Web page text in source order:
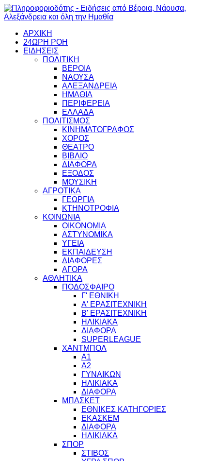
ΑΡΧΙΚΗ
24ΩΡΗ ΡΟΗ
ΕΙΔΗΣΕΙΣ
ΠΟΛΙΤΙΚΗ
ΒΕΡΟΙΑ
ΝΑΟΥΣΑ
ΑΛΕΞΑΝΔΡΕΙΑ
ΗΜΑΘΙΑ
ΠΕΡΙΦΕΡΕΙΑ
ΕΛΛΑΔΑ
ΠΟΛΙΤΙΣΜΟΣ
ΚΙΝΗΜΑΤΟΓΡΑΦΟΣ
ΧΟΡΟΣ
ΘΕΑΤΡΟ
ΒΙΒΛΙΟ
ΔΙΑΦΟΡΑ
ΕΞΟΔΟΣ
ΜΟΥΣΙΚΗ
ΑΓΡΟΤΙΚΑ
ΓΕΩΡΓΙΑ
ΚΤΗΝΟΤΡΟΦΙΑ
ΚΟΙΝΩΝΙΑ
ΟΙΚΟΝΟΜΙΑ
ΑΣΤΥΝΟΜΙΚΑ
ΥΓΕΙΑ
ΕΚΠΑΙΔΕΥΣΗ
ΔΙΑΦΟΡΕΣ
ΑΓΟΡΑ
ΑΘΛΗΤΙΚΑ
ΠΟΔΟΣΦΑΙΡΟ
Γ' ΕΘΝΙΚΗ
Α' ΕΡΑΣΙΤΕΧΝΙΚΗ
Β' ΕΡΑΣΙΤΕΧΝΙΚΗ
ΗΛΙΚΙΑΚΑ
ΔΙΑΦΟΡΑ
SUPERLEAGUE
ΧΑΝΤΜΠΟΛ
Α1
Α2
ΓΥΝΑΙΚΩΝ
ΗΛΙΚΙΑΚΑ
ΔΙΑΦΟΡΑ
ΜΠΑΣΚΕΤ
ΕΘΝΙΚΕΣ ΚΑΤΗΓΟΡΙΕΣ
ΕΚΑΣΚΕΜ
ΔΙΑΦΟΡΑ
ΗΛΙΚΙΑΚΑ
ΣΠΟΡ
ΣΤΙΒΟΣ